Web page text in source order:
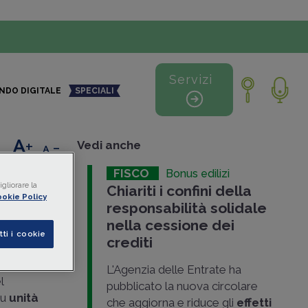
DIGITALE SPECIALI
Servizi
unità
+ - Vedi anche
FISCO Bonus edilizi
Chiariti i confini della
responsabilità solidale
nella cessione dei
crediti
L'Agenzia delle Entrate ha
pubblicato la nuova circolare
che aggiorna e riduce gli effetti
la
Policy
i cookie